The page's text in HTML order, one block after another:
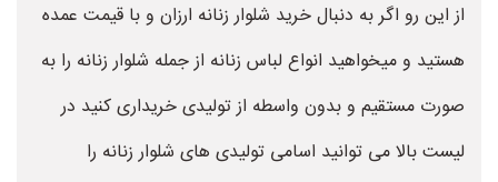
از این رو اگر به دنبال خرید شلوار زنانه ارزان و با قیمت عمده
هستید و میخواهید انواع لباس زنانه از جمله شلوار زنانه را به
صورت مستقیم و بدون واسطه از تولیدی خریداری کنید در
لیست بالا می توانید اسامی تولیدی های شلوار زنانه را